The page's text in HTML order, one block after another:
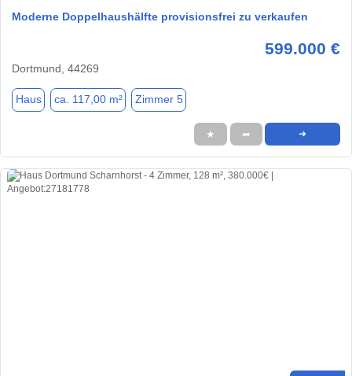
Moderne Doppelhaushälfte provisionsfrei zu verkaufen
599.000 €
Dortmund, 44269
Haus ca. 117,00 m² Zimmer 5
★ ➦ ➜